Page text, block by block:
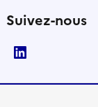
Suivez-nous